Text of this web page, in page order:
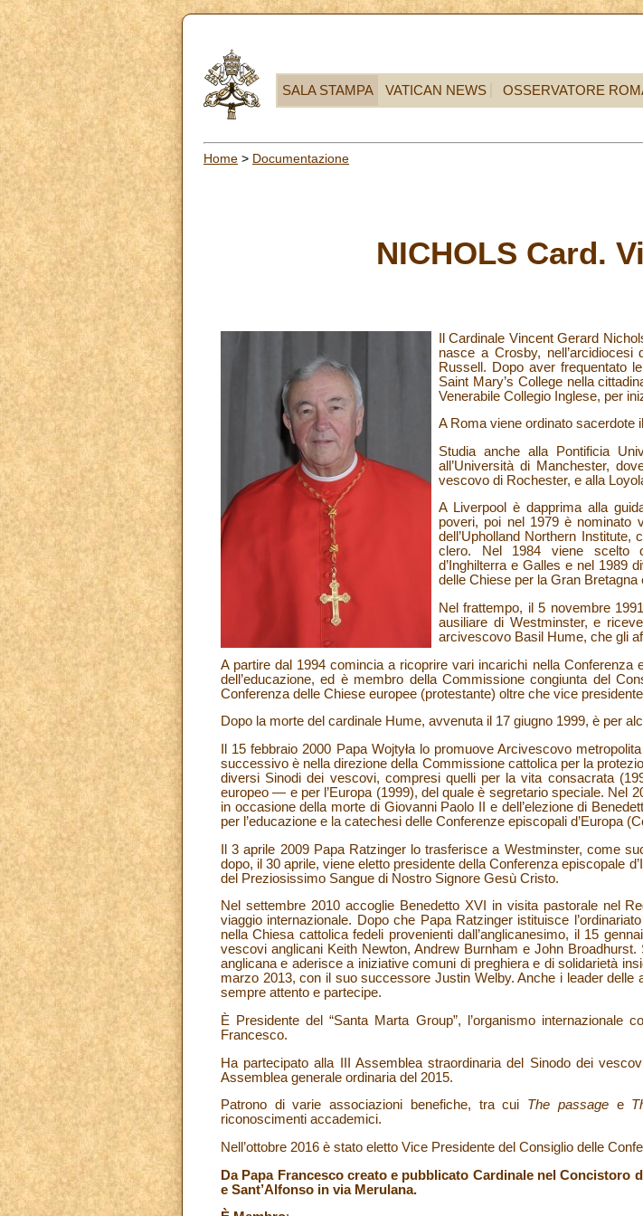
SALA STAMPA VATICAN NEWS OSSERVATORE
Home > Documentazione
NICHOLS Card.
Il Cardinale Vincent Gerard
nasce a Crosby,
Russell. Dopo aver frequentato
Saint Mary’s College nella
Venerabile Collegio Inglese, per
A Roma viene ordinato sacerdote
Studia anche alla Pontificia
all’Università di Manchester,
vescovo di Rochester, e alla
A Liverpool è dapprima alla
poveri, poi nel 1979 è nominato
dell’Upholland Northern
clero. Nel 1984 viene scelto
d’Inghilterra e Galles e nel 1989
delle Chiese per la Gran Bretagna
Nel frattempo, il 5 novembre
ausiliare di Westminster, e
arcivescovo Basil Hume, che gli
A partire dal 1994 comincia a ricoprire vari incarichi nella Conferenza
dell’educazione, ed è membro della Commissione congiunta del
Conferenza delle Chiese europee (protestante) oltre che vice
Dopo la morte del cardinale Hume, avvenuta il 17 giugno 1999, è per
Il 15 febbraio 2000 Papa Wojtyła lo promuove Arcivescovo
successivo è nella direzione della Commissione cattolica per la
diversi Sinodi dei vescovi, compresi quelli per la vita consacrata
europeo — e per l’Europa (1999), del quale è segretario speciale. Nel
in occasione della morte di Giovanni Paolo II e dell’elezione di
per l’educazione e la catechesi delle Conferenze episcopali d’Europa
Il 3 aprile 2009 Papa Ratzinger lo trasferisce a Westminster, come
dopo, il 30 aprile, viene eletto presidente della Conferenza episcopale
del Preziosissimo Sangue di Nostro Signore Gesù Cristo.
Nel settembre 2010 accoglie Benedetto XVI in visita pastorale nel
viaggio internazionale. Dopo che Papa Ratzinger istituisce
nella Chiesa cattolica fedeli provenienti dall’anglicanesimo, il 15
vescovi anglicani Keith Newton, Andrew Burnham e John
anglicana e aderisce a iniziative comuni di preghiera e di solidarietà
marzo 2013, con il suo successore Justin Welby. Anche i leader
sempre attento e partecipe.
È Presidente del “Santa Marta Group”, l’organismo
Francesco.
Ha partecipato alla III Assemblea straordinaria del Sinodo dei
Assemblea generale ordinaria del 2015.
Patrono di varie associazioni benefiche, tra cui The passagee
riconoscimenti accademici.
Nell’ottobre 2016 è stato eletto Vice Presidente del Consiglio delle
Da Papa Francesco creato e pubblicato Cardinale nel Concistoro
e Sant’Alfonso in via Merulana.